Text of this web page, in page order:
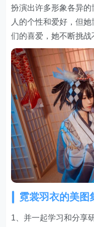
扮演出许多形象各异的
人的个性和爱好，但
们的喜爱，她不断挑战
霓裳羽衣的美图
1、并一起学习和分享